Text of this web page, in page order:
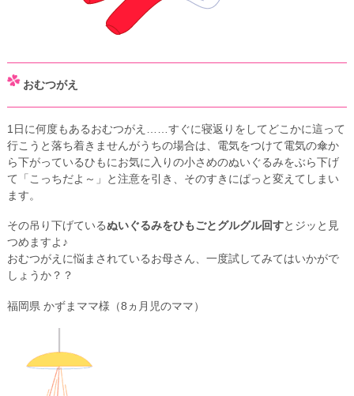
おむつがえ
1日に何度もあるおむつがえ……すぐに寝返りをしてどこかに這って
行こうと落ち着きませんがうちの場合は、電気をつけて電気の傘か
ら下がっているひもにお気に入りの小さめのぬいぐるみをぶら下げ
て「こっちだよ～」と注意を引き、そのすきにぱっと変えてしまい
ます。
その吊り下げているぬいぐるみをひもごとグルグル回すとジッと見
つめますよ♪
おむつがえに悩まされているお母さん、一度試してみてはいかがで
しょうか？？
福岡県 かずまママ様（8ヵ月児のママ）